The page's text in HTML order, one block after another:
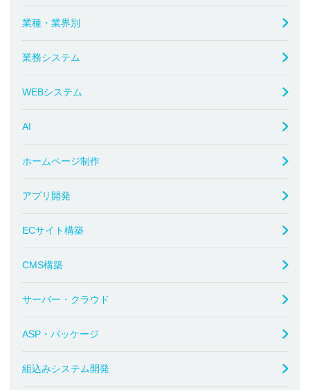
業種・業界別
業務システム
WEBシステム
AI
ホームページ制作
アプリ開発
ECサイト構築
CMS構築
サーバー・クラウド
ASP・パッケージ
組込みシステム開発